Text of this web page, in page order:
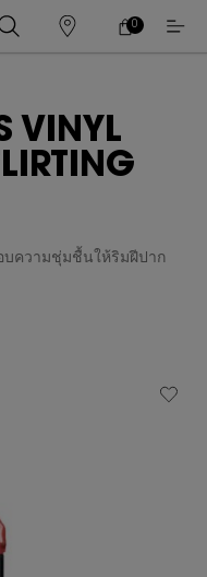
ร้าน
ค้า
ตะกร้า
0
0 PRODUCT IN
VINYL
ความชุ่มชื้นให้ริมฝีปาก